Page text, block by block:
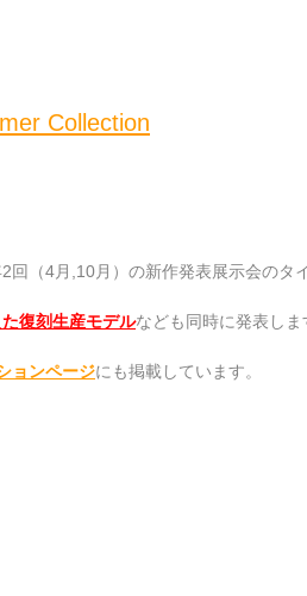
Collection
回（4月,10月）の新作発表展示会のタ
復刻生産モデルなども同時に発表しま
ョンページにも掲載しています。